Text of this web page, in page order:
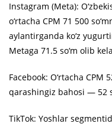
Instagram (Meta):
o‘rtacha CPM 71 500
aylantirganda ko‘z
Metaga 71.5 so‘m olib
Facebook: O‘rtacha CPM
qarashingiz bahosi — 52
TikTok: Yoshlar